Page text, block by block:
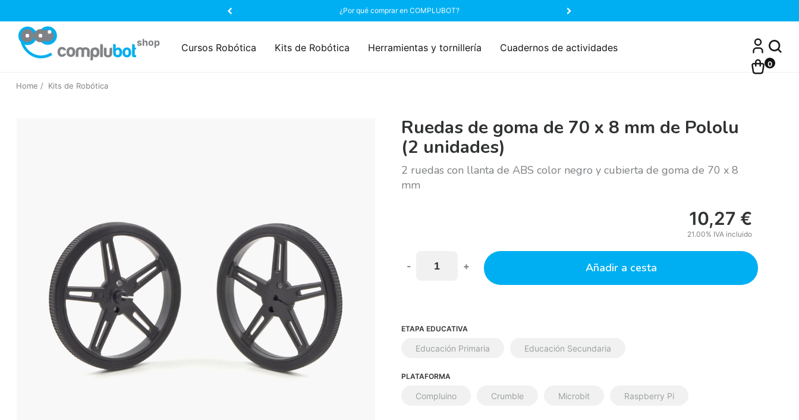
¿Por qué comprar en COMPLUBOT?
0
Cursos Robótica Kits de Robótica Herramientas y tornillería Cuadernos de actividades
Home Kits de Robótica
Ruedas de goma de 70 x 8 mm de Pololu
(2 unidades)
2 ruedas con llanta de ABS color negro y cubierta de goma de 70 x 8
mm
10,27 €
21.00% IVA incluido
- + Añadir a cesta
ETAPA EDUCATIVA
Educación Primaria Educación Secundaria
PLATAFORMA
Compluino Crumble Microbit Raspberry Pi